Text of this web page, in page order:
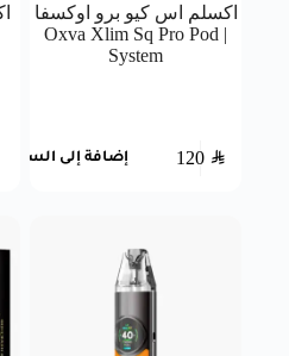
اكسلم اس كيو برو اوكسفا
| Oxva Xlim Sq Pro Pod
System
120 SAR إضافة إلى السلة